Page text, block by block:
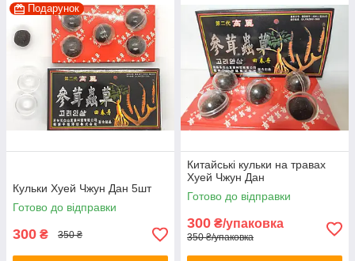
Подарунок
Кульки Хуей Чжун Дан 5шт
Готово до відправки
300 ₴ 350 ₴
Китайські кульки на травах
Хуей Чжун Дан
Готово до відправки
300 ₴/упаковка
350 ₴/упаковка